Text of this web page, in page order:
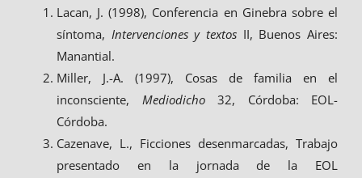
Lacan, J. (1998), Conferencia en Ginebra sobre el
síntoma, Intervenciones y textos II, Buenos Aires:
Manantial.
Miller, J.-A. (1997), Cosas de familia en el
inconsciente, Mediodicho32, Córdoba: EOL-
Córdoba.
Cazenave, L., Ficciones desenmarcadas, Trabajo
presentado en la jornada de la EOL